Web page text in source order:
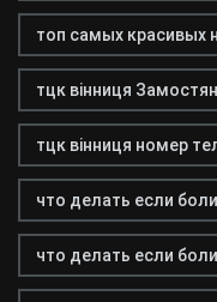
топ самых красивых
тцк вінниця
тцк вінниця номер
что делать если
что делать если